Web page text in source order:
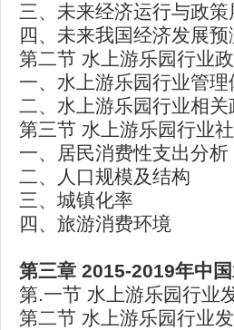
三、未来经济运行与政策
四、未来我国经济发展预
第二节 水上游乐园行业
一、水上游乐园行业管理
二、水上游乐园行业相关
第三节 水上游乐园行业
一、居民消费性支出分析
二、人口规模及结构
三、城镇化率
四、旅游消费环境
第三章 2015-2019年中
第.一节 水上游乐园行业
第二节 水上游乐园行业